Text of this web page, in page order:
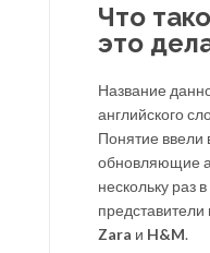
Что
это
Название
английского
Понятие ввели
обновляющие
нескольку раз
Zara и H&M.